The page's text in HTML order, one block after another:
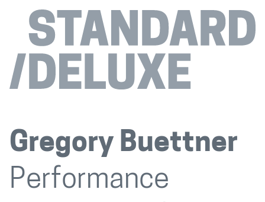
Gregory Buettner
Performance